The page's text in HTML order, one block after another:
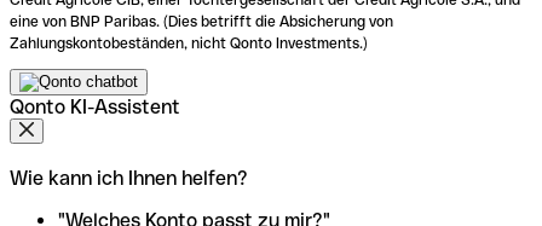
eine von BNP Paribas. (Dies betrifft die Absicherung von
Zahlungskontobeständen, nicht Qonto Investments.)
Qonto KI-Assistent
Wie kann ich Ihnen helfen?
"Welches Konto passt zu mir?"